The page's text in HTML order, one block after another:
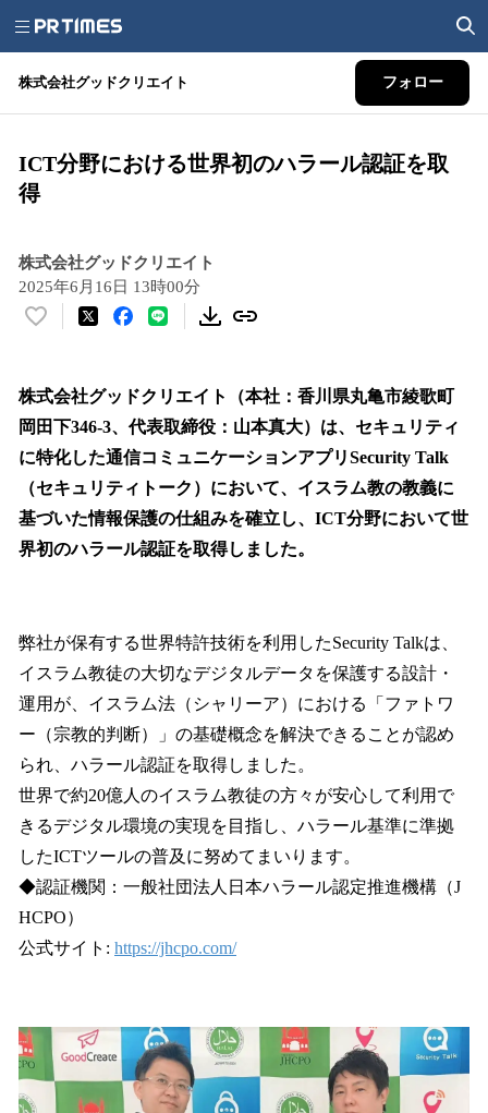
株式会社グッドクリエイト フォロー
ICT分野における世界初のハラール認証を取
得
株式会社グッドクリエイト
2025年6月16日 13時00分
い
！
数
を
読
み
込
中
株式会社グッドクリエイト（本社：香川県丸亀市綾歌町
岡田下346-3、代表取締役：山本真大）は、セキュリティ
に特化した通信コミュニケーションアプリSecurity Talk
（セキュリティトーク）において、イスラム教の教義に
基づいた情報保護の仕組みを確立し、ICT分野において世
界初のハラール認証を取得しました。
弊社が保有する世界特許技術を利用したSecurity Talkは、
イスラム教徒の大切なデジタルデータを保護する設計・
運用が、イスラム法（シャリーア）における「ファトワ
ー（宗教的判断）」の基礎概念を解決できることが認め
られ、ハラール認証を取得しました。
世界で約20億人のイスラム教徒の方々が安心して利用で
きるデジタル環境の実現を目指し、ハラール基準に準拠
したICTツールの普及に努めてまいります。
◆認証機関：一般社団法人日本ハラール認定推進機構（J
HCPO）
公式サイト: https://jhcpo.com/